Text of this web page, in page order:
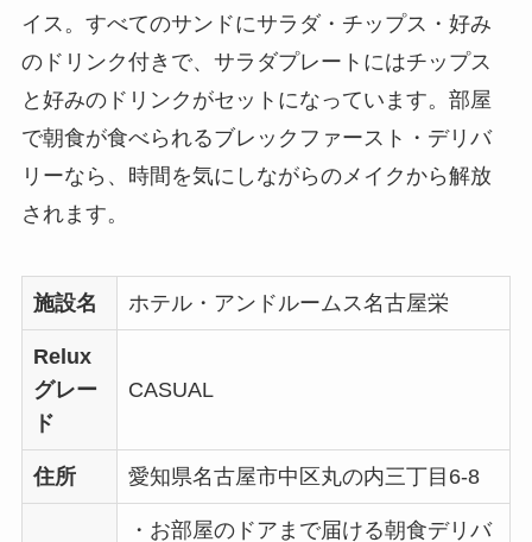
イス。すべてのサンドにサラダ・チップス・好み
のドリンク付きで、サラダプレートにはチップス
と好みのドリンクがセットになっています。部屋
で朝食が食べられるブレックファースト・デリバ
リーなら、時間を気にしながらのメイクから解放
されます。
施設名 ホテル・アンドルームス名古屋栄
Relux
グレー
ド
CASUAL
住所 愛知県名古屋市中区丸の内三丁目6-8
・お部屋のドアまで届ける朝食デリバ